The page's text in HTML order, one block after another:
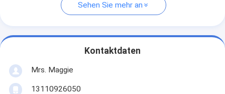
Sehen Sie mehr an
Kontaktdaten
Mrs. Maggie
13110926050